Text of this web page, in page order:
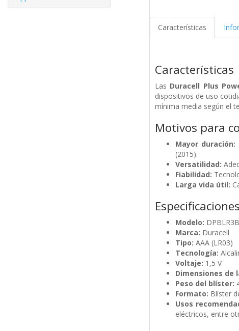
Características
Características
Las Duracell Plus
dispositivos de uso
mínima media según el
Motivos para
Mayor duración:
(2015).
Versatilidad:
Fiabilidad:
Larga vida útil:
Modelo:
Marca: Duracell
Tipo: AAA (LR03)
Tecnología:
Voltaje: 1,5 V
Dimensiones de
Peso del blíster:
Formato: Blíster
Usos
eléctricos, entre